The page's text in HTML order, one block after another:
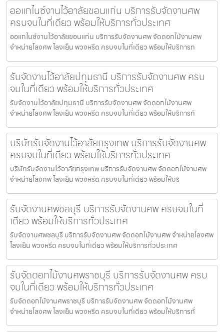
ออแกไนซ์งานไว้อาลัยขอนแก่น บริการรับจัดงานศพ
ครบจบในที่เดียว พร้อมให้บริการทั่วประเทศ
ออแกไนซ์งานไว้อาลัยขอนแก่น บริการรับจัดงานศพ จัดดอกไม้งานศพ
จำหน่ายโลงศพ โลงเย็น พวงหรีด ครบจบในที่เดียว พร้อมให้บริการท
รับจัดงานไว้อาลัยปทุมธานี บริการรับจัดงานศพ ครบ
จบในที่เดียว พร้อมให้บริการทั่วประเทศ
รับจัดงานไว้อาลัยปทุมธานี บริการรับจัดงานศพ จัดดอกไม้งานศพ
จำหน่ายโลงศพ โลงเย็น พวงหรีด ครบจบในที่เดียว พร้อมให้บริการทั
บริษัทรับจัดงานไว้อาลัยกรุงเทพ บริการรับจัดงานศพ
ครบจบในที่เดียว พร้อมให้บริการทั่วประเทศ
บริษัทรับจัดงานไว้อาลัยกรุงเทพ บริการรับจัดงานศพ จัดดอกไม้งานศพ
จำหน่ายโลงศพ โลงเย็น พวงหรีด ครบจบในที่เดียว พร้อมให้บริ
รับจัดงานศพชลบุรี บริการรับจัดงานศพ ครบจบในที่
เดียว พร้อมให้บริการทั่วประเทศ
รับจัดงานศพชลบุรี บริการรับจัดงานศพ จัดดอกไม้งานศพ จำหน่ายโลงศพ
โลงเย็น พวงหรีด ครบจบในที่เดียว พร้อมให้บริการทั่วประเทศ
รับจัดดอกไม้งานศพราชบุรี บริการรับจัดงานศพ ครบ
จบในที่เดียว พร้อมให้บริการทั่วประเทศ
รับจัดดอกไม้งานศพราชบุรี บริการรับจัดงานศพ จัดดอกไม้งานศพ
จำหน่ายโลงศพ โลงเย็น พวงหรีด ครบจบในที่เดียว พร้อมให้บริการทั่